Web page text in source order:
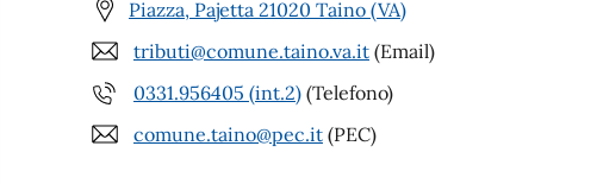
Piazza, Pajetta 21020 Taino (VA)
tributi@comune.taino.va.it (Email)
0331.956405 (int.2) (Telefono)
comune.taino@pec.it (PEC)